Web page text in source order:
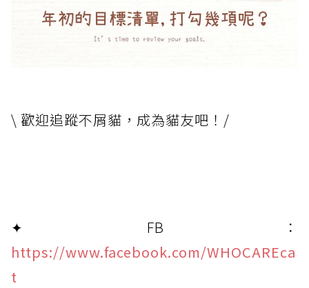
\ 歡迎追蹤不屑貓，成為貓友吧！/
✦ FB：
https://www.facebook.com/WHOCAREca
t